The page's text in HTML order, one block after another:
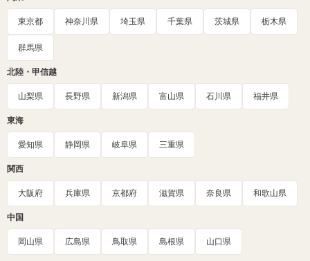
東京都 神奈川県 埼玉県 千葉県 茨城県 栃木県
群馬県
北陸・甲信越
山梨県 長野県 新潟県 富山県 石川県 福井県
東海
愛知県 静岡県 岐阜県 三重県
関西
大阪府 兵庫県 京都府 滋賀県 奈良県 和歌山県
中国
岡山県 広島県 鳥取県 島根県 山口県